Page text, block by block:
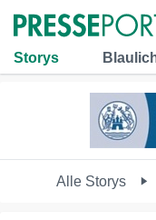
Storys
Alle Storys